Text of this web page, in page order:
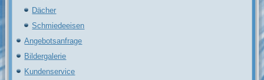
Dächer
Schmiedeeisen
Angebotsanfrage
Bildergalerie
Kundenservice